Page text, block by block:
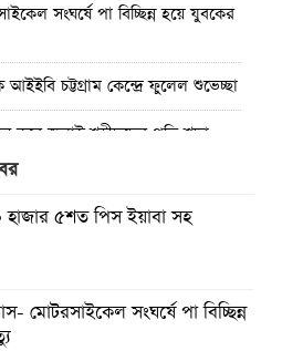
সংঘর্ষে পা বিচ্ছিন্ন হয়ে যুবকের
চট্টগ্রাম কেন্দ্রে ফুলেল শুভেচ্ছা
করে জুলাই শহীদদের প্রতি শ্রদ্ধা
হক
সাইফুলের মরদেহ গফরগাঁও
মেলেনি
দিবস পালিত
হাজার ৫শত পিস ইয়াবা সহ
মোটরসাইকেল সংঘর্ষে পা বিচ্ছিন্ন